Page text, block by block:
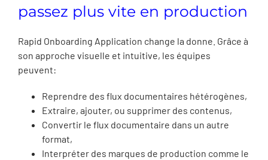
passez plus vite en production
Rapid Onboarding Application change la donne. Grâce à
son approche visuelle et intuitive, les équipes
peuvent:
Reprendre des flux documentaires hétérogènes,
Extraire, ajouter, ou supprimer des contenus,
Convertir le flux documentaire dans un autre
format,
Interpréter des marques de production comme le